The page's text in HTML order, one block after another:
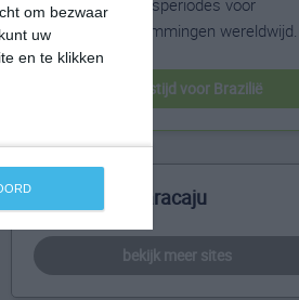
om bezwaar
uw
en te klikken
over de beste reisperiodes voor
duizenden bestemmingen wereldwijd.
beste reistijd voor Brazilië
Meer over Maracaju
bekijk meer sites